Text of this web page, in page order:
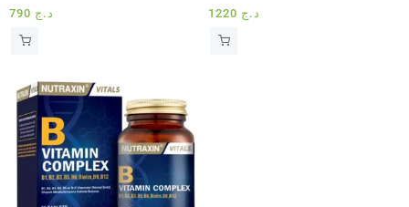
د.ج د.ج